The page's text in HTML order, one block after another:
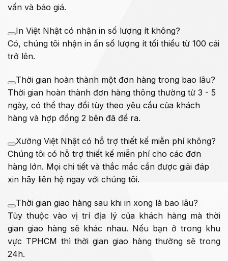
vấn và báo giá.
In Việt Nhật có nhận in số lượng ít không?
Có, chúng tôi nhận in ấn số lượng ít tối thiểu từ 100 cái
trở lên.
Thời gian hoàn thành một đơn hàng trong bao lâu?
Thời gian hoàn thành đơn hàng thông thường từ 3 - 5
ngày, có thể thay đổi tùy theo yêu cầu của khách
hàng và hợp đồng 2 bên đã đề ra.
Xưởng Việt Nhật có hỗ trợ thiết kế miễn phí không?
Chúng tôi có hỗ trợ thiết kế miễn phí cho các đơn
hàng lớn. Mọi chi tiết và thắc mắc cần được giải đáp
xin hãy liên hệ ngay với chúng tôi.
Thời gian giao hàng sau khi in xong là bao lâu?
Tùy thuộc vào vị trí địa lý của khách hàng mà thời
gian giao hàng sẽ khác nhau. Nếu bạn ở trong khu
vực TPHCM thì thời gian giao hàng thường sẽ trong
24h.